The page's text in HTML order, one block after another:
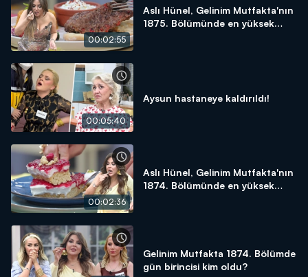
00:02:55
Aslı Hünel, Gelinim Mutfakta'nın
1875. Bölümünde en yüksek
00:05:40
Aysun hastaneye kaldırıldı!
00:02:36
Aslı Hünel, Gelinim Mutfakta'nın
1874. Bölümünde en yüksek
Gelinim Mutfakta 1874. Bölümde
gün birincisi kim oldu?